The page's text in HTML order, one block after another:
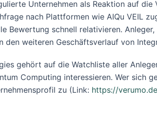
Unternehmen als Reaktion auf
nach Plattformen wie AIQu VEIL
Bewertung schnell relativieren.
den weiteren Geschäftsverlauf von
gehört auf die Watchliste aller
Computing interessieren. Wer
zu (Link: https://